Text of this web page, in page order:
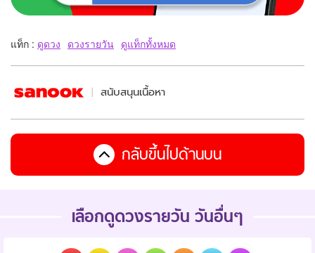
แท็ก : ดูดวง ดวงรายวัน ดูแท็กทั้งหมด
สนับสนุนเนื้อหา
กลับขึ้นไปด้านบน
เลือกดูดวงรายวัน วันอื่นๆ